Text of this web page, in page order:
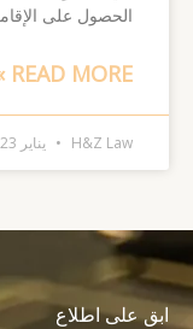
الحصول على
READ MORE »
H&Z Law يناير 23, 2024
ابق على اطلاع